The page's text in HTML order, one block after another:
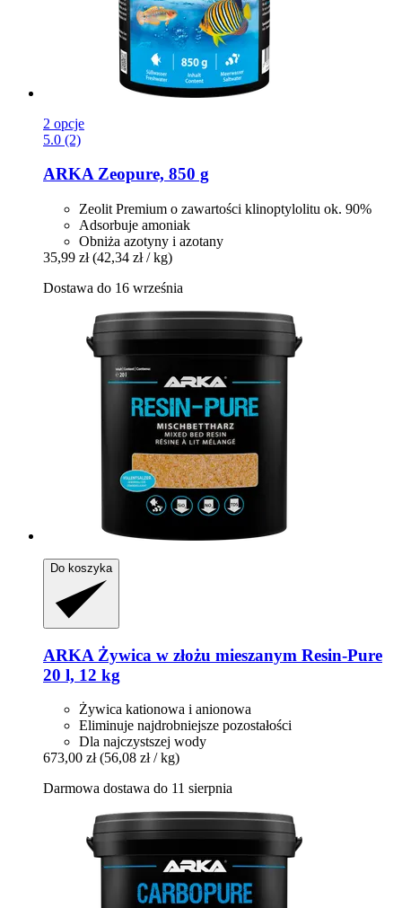
2 opcje
5.0 (2)
ARKAZeopure, 850 g
Zeolit Premium o zawartości klinoptylolitu ok. 90%
Adsorbuje amoniak
Obniża azotyny i azotany
35,99 zł (42,34 zł / kg)
Dostawa do 16 września
Do koszyka
ARKA Żywica w złożu mieszanym Resin-​Pure
20 l, 12 kg
Żywica kationowa i anionowa
Eliminuje najdrobniejsze pozostałości
Dla najczystszej wody
673,00 zł (56,08 zł / kg)
Darmowa dostawa do 11 sierpnia